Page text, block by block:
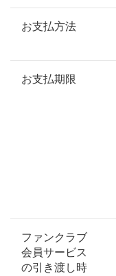
お支払方法
お支払期限
ファンクラブ
会員サービス
の引き渡し時